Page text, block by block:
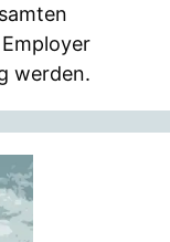
werden.